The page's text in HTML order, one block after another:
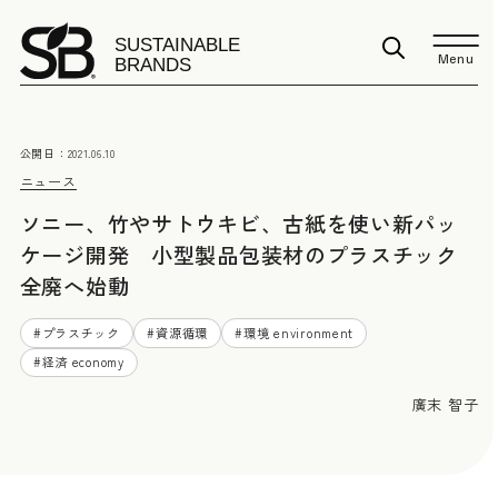
Menu
ニュース
公開日： 2021.06.10
ソニー、竹やサトウキビ、古紙を使い新パッ
ケージ開発 小型製品包装材のプラスチック
全廃へ始動
#プラスチック #資源循環 #環境 environment
#経済 economy
廣末 智子